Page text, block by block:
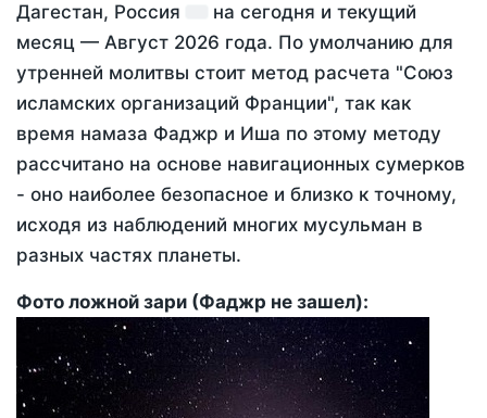
Дагестан, Россия
на сегодня и текущий
месяц — Август 2026 года. По умолчанию для
утренней молитвы стоит метод расчета "Союз
исламских организаций Франции", так как
время намаза Фаджр и Иша по этому методу
рассчитано на основе навигационных сумерков
- оно наиболее безопасное и близко к точному,
исходя из наблюдений многих мусульман в
разных частях планеты.
Фото ложной зари (Фаджр не зашел):